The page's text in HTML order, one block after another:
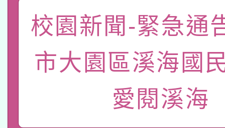
礎課程
A3數位素養講師名單
「數位內容與教學軟體
pilot」
有關大陸委員會函釋公
薪期間赴陸應申請許可
轉知經濟部水利署委託
業技術研究院辦理「
115年8月22日(星期六
校園新聞-緊急通
市大園區溪海國
愛閱溪海